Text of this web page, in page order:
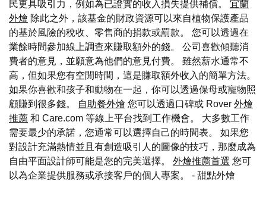
民更具吸引力，例如為已證實的收入損失提供補償。 宜蘭
外燴 除此之外，該基金的財政資源可以來自植物保護產品
的基於風險的稅收、零售商的捐款或罰款。 您可以透過在
業餘時間參加線上調查來賺取額外的錢。 公司喜歡傾聽消
費者的意見，並願意為他們的意見付費。 雖然薪水通常不
高，但如果您有空閒時間，這是賺取額外收入的簡單方法。
如果你喜歡和孩子和動物在一起，你可以透過保母或寵物照
顧賺到很多錢。
自助餐外燴 您可以透過口碑或 Rover 外燴
推薦 和 Care.com 等線上平台找到工作機會。 大多數工作
需要最少的承諾，您通常可以選擇自己的時間表。 如果您
對設計充滿熱情並且有創造吸引人的圖像的技巧，那麼成為
自由平面設計師可能是您的完美選擇。 外燴推薦首選 您可
以為企業提供服務或承接客戶的個人專案。 - 甜點外燴